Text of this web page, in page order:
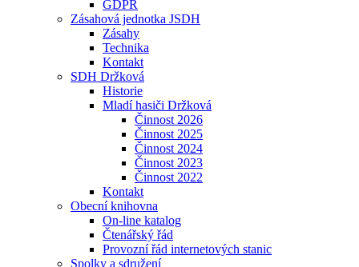
GDPR
Zásahová jednotka JSDH
Zásahy
Technika
Kontakt
SDH Držková
Historie
Mladí hasiči Držková
Činnost 2026
Činnost 2025
Činnost 2024
Činnost 2023
Činnost 2022
Kontakt
Obecní knihovna
On-line katalog
Čtenářský řád
Provozní řád internetových stanic
Spolky a sdružení